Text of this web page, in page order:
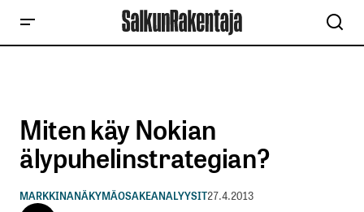
Miten käy Nokian
älypuhelinstrategian?
MARKKINANÄKYMÄOSAKEANALYYSIT27.4.2013